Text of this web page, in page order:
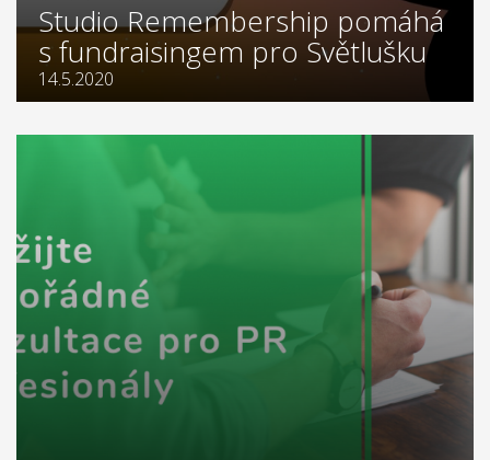
Studio Remembership pomáhá
s fundraisingem pro Světlušku
14.5.2020